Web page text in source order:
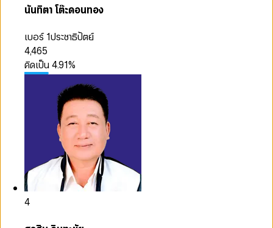
นันทิตา โต๊ะดอนทอง
เบอร์ 1ประชาธิปัตย์
4,465
คิดเป็น4.91%
4